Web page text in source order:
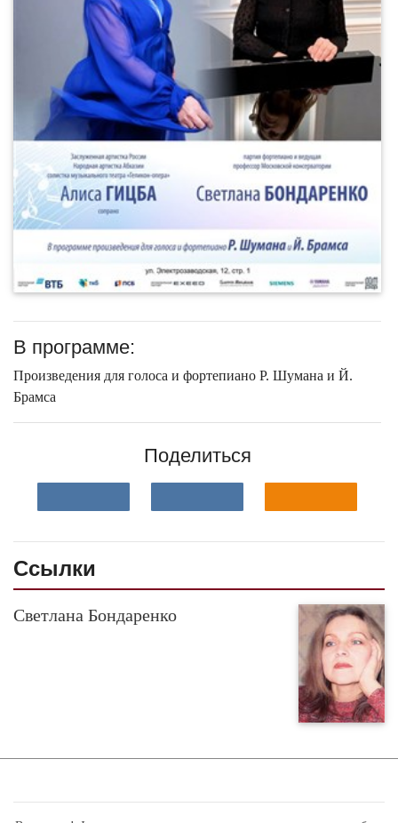
В программе:
Произведения для голоса и фортепиано Р. Шумана и Й.
Брамса
Поделиться
Ссылки
Светлана Бондаренко